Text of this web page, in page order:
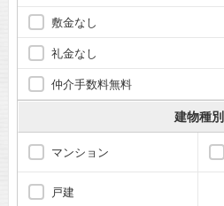
敷金なし
礼金なし
仲介手数料無料
建物種別
マンション
戸建